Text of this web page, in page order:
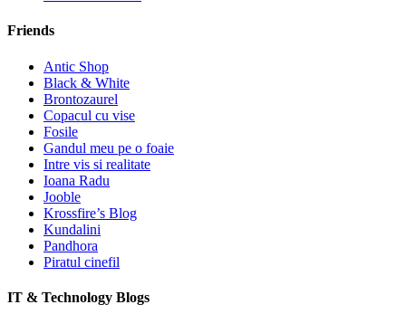
Friends
Antic Shop
Black & White
Brontozaurel
Copacul cu vise
Fosile
Gandul meu pe o foaie
Intre vis si realitate
Ioana Radu
Jooble
Krossfire’s Blog
Kundalini
Pandhora
Piratul cinefil
IT & Technology Blogs